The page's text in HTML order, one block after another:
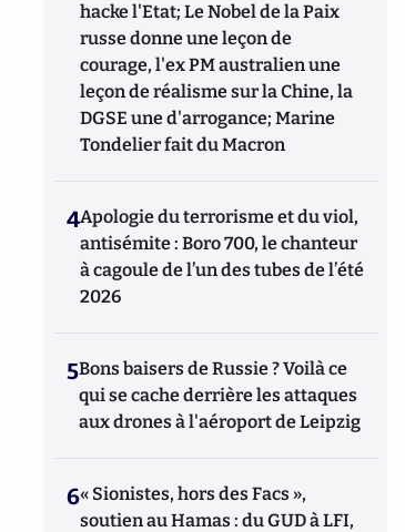
hacke l'Etat; Le Nobel de la Paix
russe donne une leçon de
courage, l'ex PM australien une
leçon de réalisme sur la Chine, la
DGSE une d'arrogance; Marine
Tondelier fait du Macron
4Apologie du terrorisme et du viol,
antisémite : Boro 700, le chanteur
à cagoule de l’un des tubes de l’été
2026
5Bons baisers de Russie ? Voilà ce
qui se cache derrière les attaques
aux drones à l'aéroport de Leipzig
6« Sionistes, hors des Facs »,
soutien au Hamas : du GUD à LFI,